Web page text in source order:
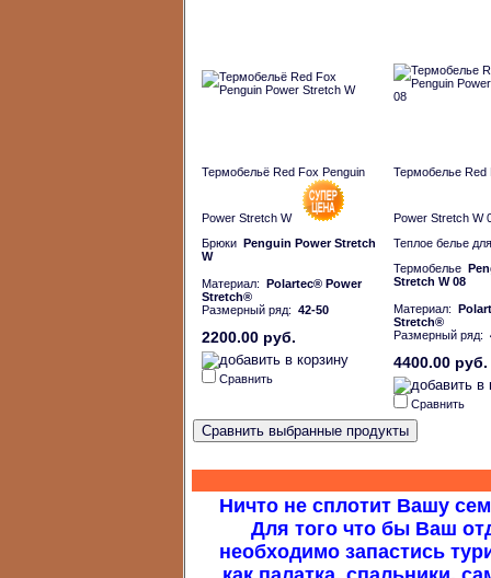
Термобельё Red Fox Penguin
Power Stretch W
Брюки Penguin Power Stretch
W
Материал: Polartec® Power
Stretch®
Размерный ряд: 42-50
2200.00 руб.
Сравнить
Термобелье Red
Power Stretch W
Теплое белье
Термобелье
Stretch W 08
Материал:
Stretch®
Размерный ряд:
4400.00 руб.
Сравнить
Ничто не сплотит Вашу
Для того что бы Ваш
необходимо запастись